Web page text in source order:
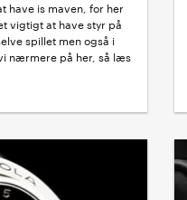
have is maven, for her
vigtigt at have styr på
spillet men også i
nærmere på her, så læs